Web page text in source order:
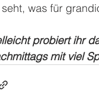
seht, was für
probiert ihr
mit viel